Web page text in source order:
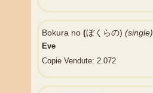
Bokura no (ぼくらの) (single)
Eve
Copie Vendute: 2.072